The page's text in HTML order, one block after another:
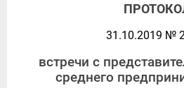
31.10.2019 №
встречи с
среднего